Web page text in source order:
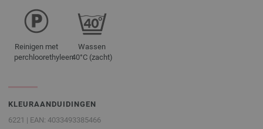
Reinigen met
perchloorethyleen
Wassen
40°C (zacht)
KLEURAANDUIDINGEN
6221 | EAN: 4033493385466